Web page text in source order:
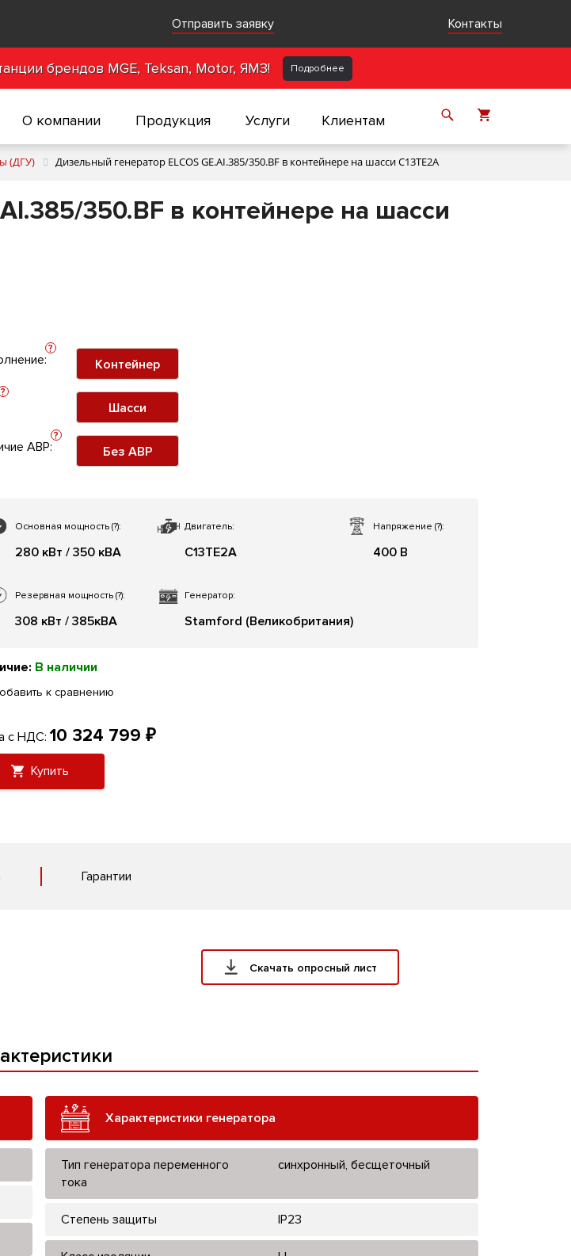
Отправить заявку Контакты
брендов MGE, Teksan, Motor, ЯМЗ! Подробнее
О компании Продукция Услуги Клиентам
(ДГУ) Дизельный генератор ELCOS GE.AI.385/350.BF в контейнере на шасси C13TE2A
350.BF в контейнере на шасси
?
Контейнер
?
Шасси
АВР:
?
Без АВР
Основная мощность (?):
280 кВт / 350 кВА
Двигатель:
C13TE2A
Напряжение(?):
400 В
Резервная мощность (?):
308 кВт / 385кВА
Генератор:
Stamford (Великобритания)
В наличии
к сравнению
с НДС: 10 324 799 ₽
Купить
Гарантии
Скачать опросный лист
Характеристики генератора
Тип генератора переменного
тока
синхронный, бесщеточный
Степень защиты IP23